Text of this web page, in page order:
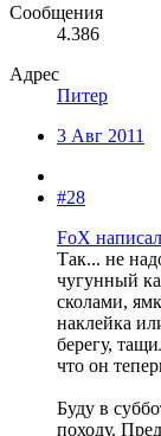
Сообщения
4.386
Адрес
Питер
3 Авг 2011
#28
FoX
Так... не
чугунный
сколами,
наклейка
берегу,
что он
Буду в
походу.